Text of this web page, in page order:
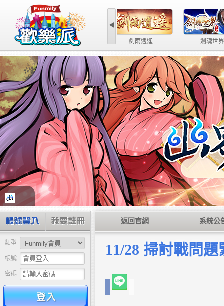
◀
第三世紀
類型
帳號
密碼
驗證
返回官網 系統公
11/28 掃討戰問